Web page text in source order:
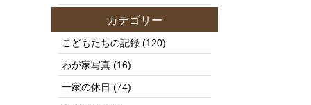
カテゴリー
こどもたちの記録 (120)
わが家写真 (16)
一家の休日 (74)